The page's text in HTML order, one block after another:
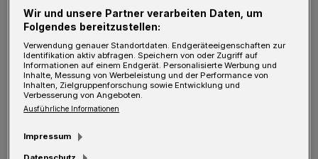
D iese Fragen stellt Reporterin Carlotta
Bösmann in einer winterlich kalten
Hallenleiterin Sabine Groß. Schon die Ankunft
Wir und unsere Partner verarbeiten Daten, um
Folgendes bereitzustellen:
Verwendung genauer Standortdaten. Endgeräteeigenschaften zur
Identifikation aktiv abfragen. Speichern von oder Zugriff auf
Informationen auf einem Endgerät. Personalisierte Werbung und
Inhalte, Messung von Werbeleistung und der Performance von
Inhalten, Zielgruppenforschung sowie Entwicklung und
Verbesserung von Angeboten.
Ausführliche Informationen
Impressum